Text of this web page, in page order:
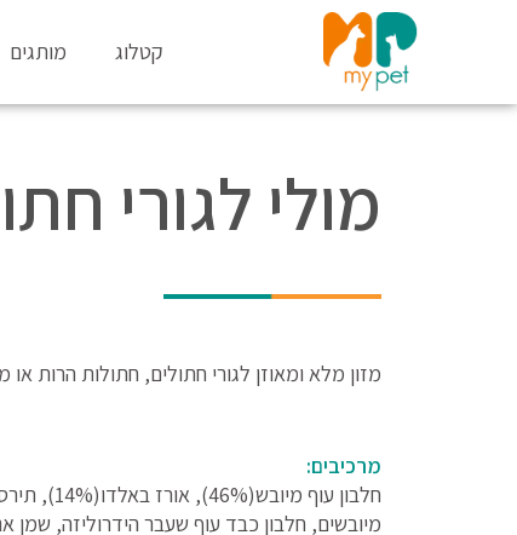
קטלוג מותגים
מולי לגורי
מזון מלא ומאוזן לגורי חתולים, חתולות הרות או
מרכיבים: